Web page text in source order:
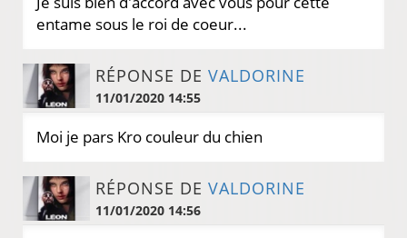
entame sous le roi de coeur...
RÉPONSE DE VALDORINE
11/01/2020 14:55
Moi je pars Kro couleur du chien
RÉPONSE DE VALDORINE
11/01/2020 14:56